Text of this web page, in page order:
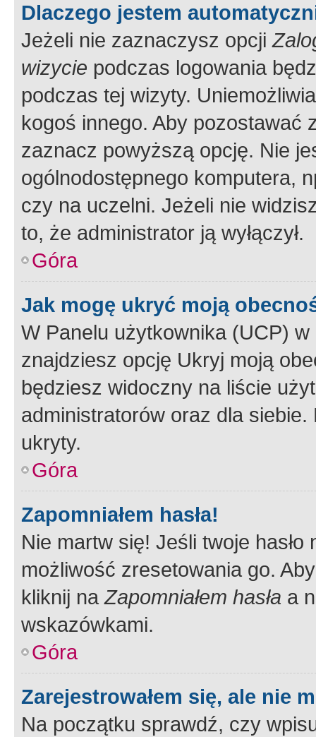
Dlaczego jestem
Jeżeli nie zaznaczysz opcji
wizycie podczas logowania
podczas tej wizyty.
kogoś innego. Aby pozostawać
zaznacz powyższą opcję. Nie
ogólnodostępnego komputera,
czy na uczelni. Jeżeli nie
to, że administrator ją wyłączył.
Góra
Jak mogę ukryć moją
W Panelu użytkownika (UCP) w
znajdziesz opcję Ukryj moją
będziesz widoczny na liście
administratorów oraz dla
ukryty.
Góra
Zapomniałem hasła!
Nie martw się! Jeśli twoje
możliwość zresetowania go.
kliknij naZapomniałem hasła a
wskazówkami.
Góra
Zarejestrowałem się, ale nie
Na początku sprawdź, czy